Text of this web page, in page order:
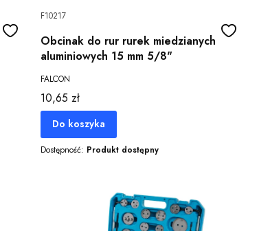
F10217
Obcinak do rur rurek miedzianych
aluminiowych 15 mm 5/8"
FALCON
Cena
10,65 zł
Do koszyka
Dostępność: Produkt dostępny